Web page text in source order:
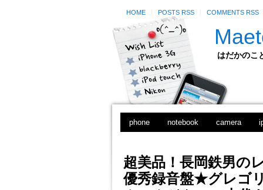
HOME POSTS RSS COMMENTS RSS
はだかのこ
phone notebook camera
超美品！長岡鉄男の
優秀録音盤★グレゴ